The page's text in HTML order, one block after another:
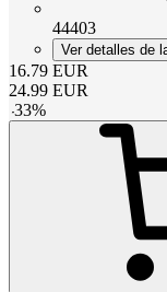
44403
Ver detalles de
16.79 EUR
24.99 EUR
-33%